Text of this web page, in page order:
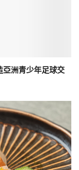
洲青少年足球交